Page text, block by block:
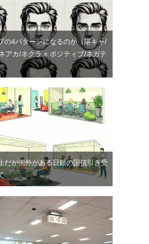
の4パターンになるのか（陽キャ/
アカ/ネクラ × ポジティブ/ネガテ
だが例外がある日銀の国債引き受